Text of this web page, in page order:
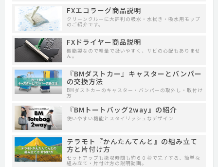
FXエコラーグ商品説明
クリーンクルーに大評判の吸水・水拭き・吸水用モップ
のご紹介です。
FXドライヤー商品説明
樹脂製なので軽量で扱いやすく、サビの心配もありませ
ん。
『BMダストカー』キャスターとバンパー
の交換方法
BMダストカーのキャスター・バンパーの取外し・取付け
方
『BMトートバッグ2way』の紹介
使いやすい機能とスタイリッシュなデザイン
テラモト『かんたんてんと』の組み立て
方と片付け方
セットアップも撤収時間も約６０秒で完了する、簡単な
組み立て・片付け方の説明動画。